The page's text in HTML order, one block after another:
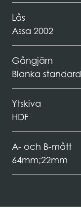
Lås
Assa 2002
Gångjärn
Blanka standard
Ytskiva
HDF
A- och B-mått
64mm;22mm